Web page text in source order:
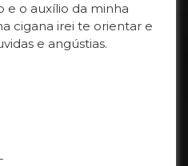
e o auxílio da minha
cigana irei te orientar e
e angústias.